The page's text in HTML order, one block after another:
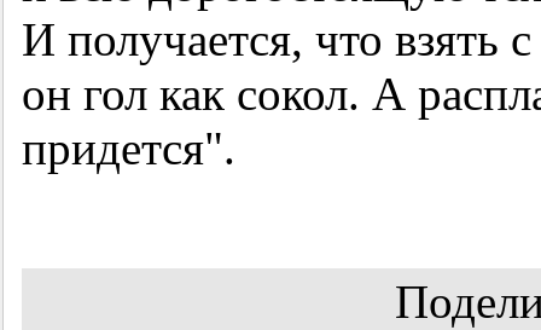
И получается, что взять
он гол как сокол. А
придется".